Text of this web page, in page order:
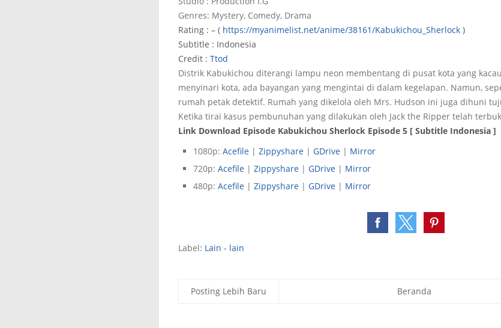
Genres: Mystery, Comedy, Drama
Rating : – ( https://myanimelist.net/anime/38161/Kabukichou_Sherlock )
Subtitle : Indonesia
Credit : Ttod
Distrik Kabukichou diterangi lampu neon membentang di pusat kota yang
menyinari kota, ada bayangan yang mengintai di dalam kegelapan. Namun,
rumah petak detektif. Rumah yang dikelola oleh Mrs. Hudson ini juga dihuni
Ketika tirai kasus pembunuhan yang dilakukan oleh Jack the Ripper telah
Link Download Episode Kabukichou Sherlock Episode 5 [ Subtitle Indonesia ]
1080p: Acefile | Zippyshare | GDrive | Mirror
720p: Acefile | Zippyshare | GDrive | Mirror
480p: Acefile | Zippyshare | GDrive | Mirror
Label: Lain - lain
Posting Lebih Baru Beranda